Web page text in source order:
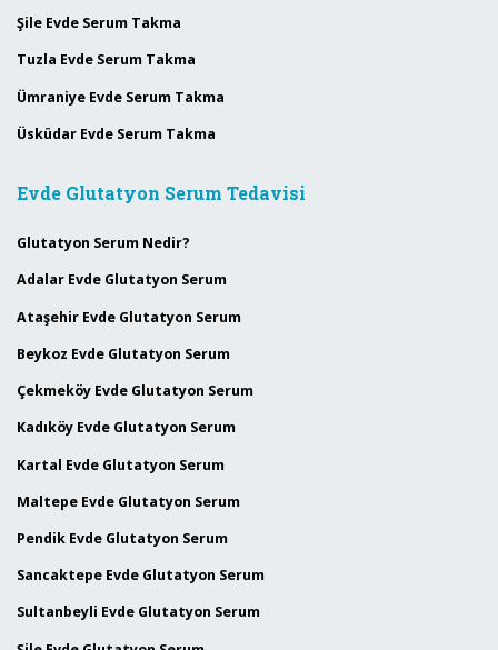
Şile Evde Serum Takma
Tuzla Evde Serum Takma
Ümraniye Evde Serum Takma
Üsküdar Evde Serum Takma
Evde Glutatyon Serum Tedavisi
Glutatyon Serum Nedir?
Adalar Evde Glutatyon Serum
Ataşehir Evde Glutatyon Serum
Beykoz Evde Glutatyon Serum
Çekmeköy Evde Glutatyon Serum
Kadıköy Evde Glutatyon Serum
Kartal Evde Glutatyon Serum
Maltepe Evde Glutatyon Serum
Pendik Evde Glutatyon Serum
Sancaktepe Evde Glutatyon Serum
Sultanbeyli Evde Glutatyon Serum